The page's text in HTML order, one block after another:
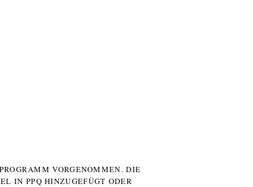
VORGENOMMEN. DIE
IN PPQ HINZUGEFÜGT ODER